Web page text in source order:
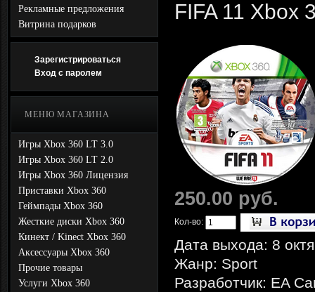
Рекламные предложения
Витрина подарков
Зарегистрироваться
Вход с паролем
МЕНЮ МАГАЗИНА
Игры Xbox 360 LT 3.0
Игры Xbox 360 LT 2.0
Игры Xbox 360 Лицензия
Приставки Xbox 360
Геймпады Xbox 360
Жесткие диски Xbox 360
Кинект / Kinect Xbox 360
Аксессуары Xbox 360
Прочие товары
Услуги Xbox 360
FIFA 11 Xbox
250.00 руб.
Кол-во:
Дата выхода: 8
Жанр: Sport
Разработчик: EA